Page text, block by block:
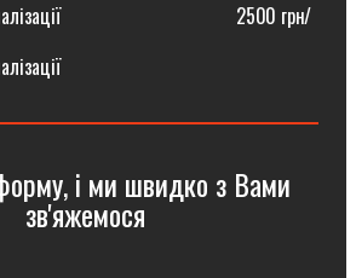
⠀⠀⠀⠀⠀⠀⠀⠀⠀⠀⠀⠀2500 грн/
і ми швидко з Вами
зв'яжемося